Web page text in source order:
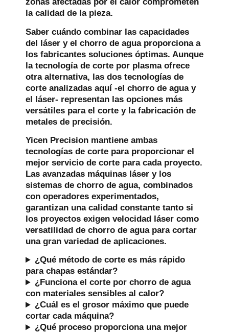
la calidad de la pieza.
Saber cuándo combinar las capacidades
del láser y el chorro de agua proporciona a
los fabricantes soluciones óptimas. Aunque
la tecnología de corte por plasma ofrece
otra alternativa, las dos tecnologías de
corte analizadas aquí -el chorro de agua y
el láser- representan las opciones más
versátiles para el corte y la fabricación de
metales de precisión.
Yicen Precision mantiene ambas
tecnologías de corte para proporcionar el
mejor servicio de corte para cada proyecto.
Las avanzadas máquinas láser y los
sistemas de chorro de agua, combinados
con operadores experimentados,
garantizan una calidad constante tanto si
los proyectos exigen velocidad láser como
versatilidad de chorro de agua para cortar
una gran variedad de aplicaciones.
¿Qué método de corte es más rápido
para chapas estándar?
¿Funciona el corte por chorro de agua
con materiales sensibles al calor?
¿Cuál es el grosor máximo que puede
cortar cada máquina?
¿Qué proceso proporciona una mejor